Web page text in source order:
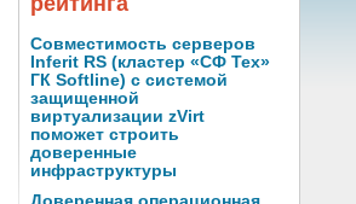
Совместимость серверов
Inferit RS (кластер «СФ Тех»
ГК Softline) с системой
защищенной
виртуализации zVirt
поможет строить
доверенные
инфраструктуры